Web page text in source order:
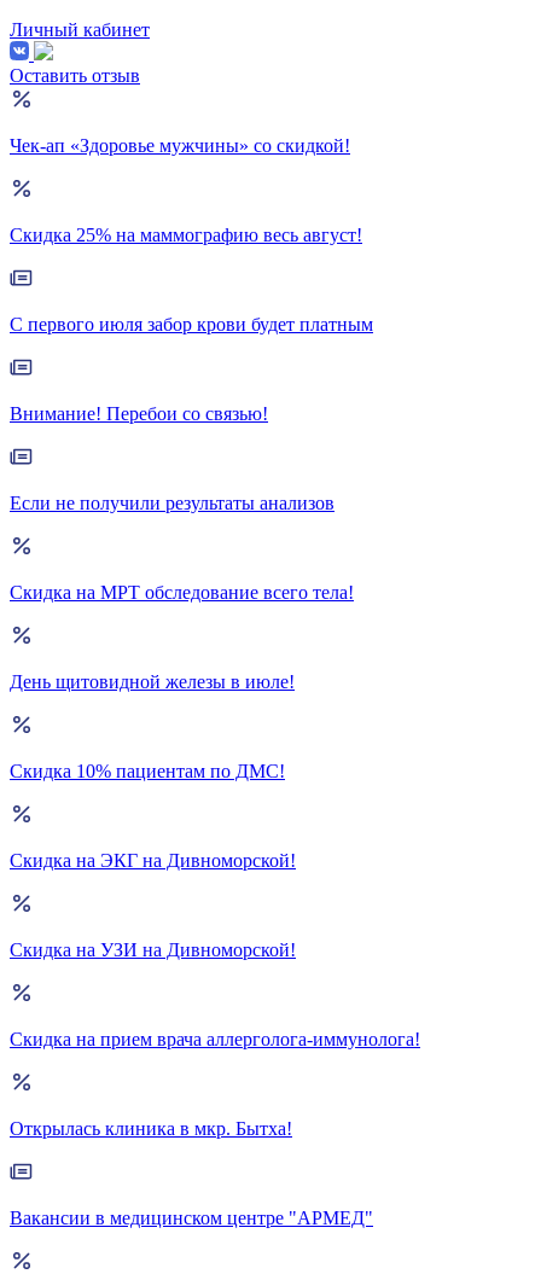
Личный кабинет
Оставить отзыв
Чек-ап «Здоровье мужчины» со скидкой!
Скидка 25% на маммографию весь август!
С первого июля забор крови будет платным
Внимание! Перебои со связью!
Если не получили результаты анализов
Скидка на МРТ обследование всего тела!
День щитовидной железы в июле!
Скидка 10% пациентам по ДМС!
Скидка на ЭКГ на Дивноморской!
Скидка на УЗИ на Дивноморской!
Скидка на прием врача аллерголога-иммунолога!
Открылась клиника в мкр. Бытха!
Вакансии в медицинском центре "АРМЕД"